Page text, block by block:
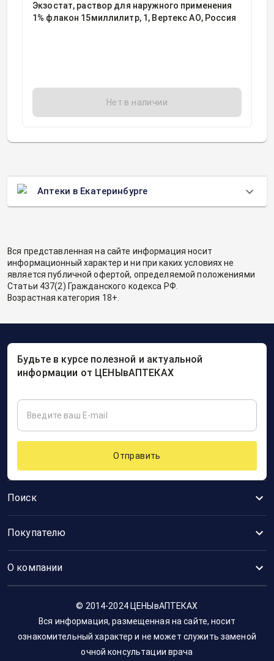
Экзостат, раствор для наружного применения
1% флакон 15миллилитр, 1, Вертекс АО, Россия
Нет в наличии
Аптеки в Екатеринбурге
Вся представленная на сайте информация носит
информационный характер и ни при каких условиях не
является публичной офертой, определяемой положениями
Статьи 437(2) Гражданского кодекса РФ.
Возрастная категория 18+.
Поиск
Покупателю
О компании
Будьте в курсе полезной и актуальной
информации от ЦЕНЫвАПТЕКАХ
Отправить
© 2014-2024 ЦЕНЫвАПТЕКАХ
Вся информация, размещенная на сайте, носит
ознакомительный характер и не может служить заменой
очной консультации врача